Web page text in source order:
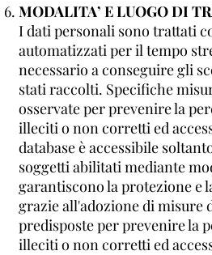
MODALITA’ E LUOGO DI
I dati personali sono trattati
automatizzati per il tempo
necessario a conseguire gli
stati raccolti. Specifiche
osservate per prevenire la
illeciti o non corretti ed
database è accessibile
soggetti abilitati mediante
garantiscono la protezione e
grazie all'adozione di misure
predisposte per prevenire la
illeciti o non corretti ed